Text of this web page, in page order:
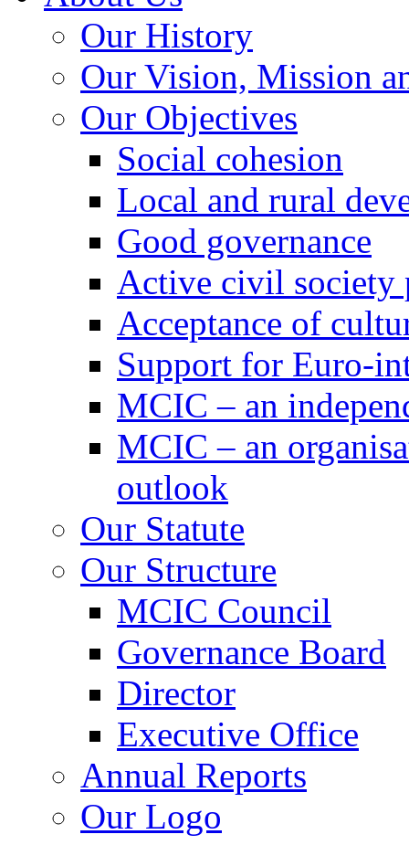
Our History
Our Vision, Mission
Our Objectives
Social cohesion
Local and rural
Good governance
Active civil society
Acceptance of
Support for Euro-
MCIC – an
MCIC – an
outlook
Our Statute
Our Structure
MCIC Council
Governance Board
Director
Executive Office
Annual Reports
Our Logo